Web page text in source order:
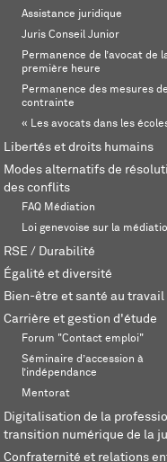
Assistance juridique
Juris Conseil Junior
Permanence de l’avocat de
première heure
Permanence des mesures de
contrainte
« Les avocats dans les
Libertés et droits humains
Modes alternatifs de
des conflits
FAQ Médiation
Loi genevoise sur la
RSE / Durabilité
Égalité et diversité
Bien-être et santé au travail
Carrière et gestion d'étude
Forum "Contact emploi"
Séminaire d’accession à
l’indépendance
Mentorat
Digitalisation de la
transition numérique de la
Confraternité et relations